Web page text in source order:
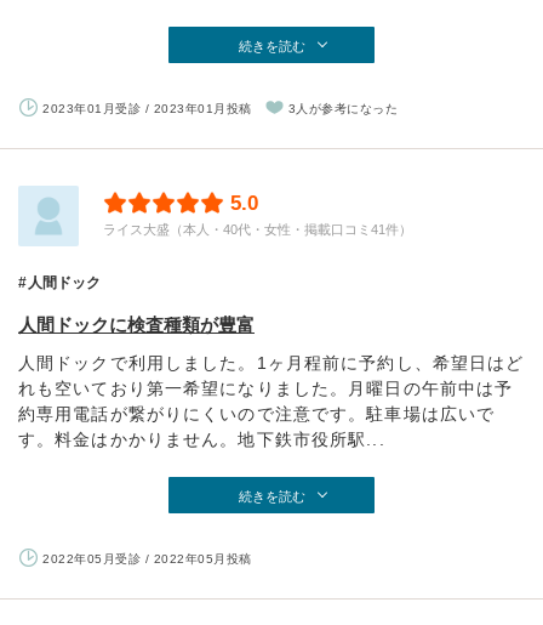
続きを読む
2023年01月受診 / 2023年01月投稿 3人が参考になった
5.0
ライス大盛（本人・40代・女性・掲載口コミ41件）
人間ドック
人間ドックに検査種類が豊富
人間ドックで利用しました。1ヶ月程前に予約し、希望日はど
れも空いており第一希望になりました。月曜日の午前中は予
約専用電話が繋がりにくいので注意です。駐車場は広いで
す。料金はかかりません。地下鉄市役所駅...
続きを読む
2022年05月受診 / 2022年05月投稿